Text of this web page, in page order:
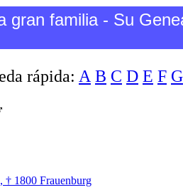
gran familia - Su
rápida: A B C D E F G
† 1800 Frauenburg